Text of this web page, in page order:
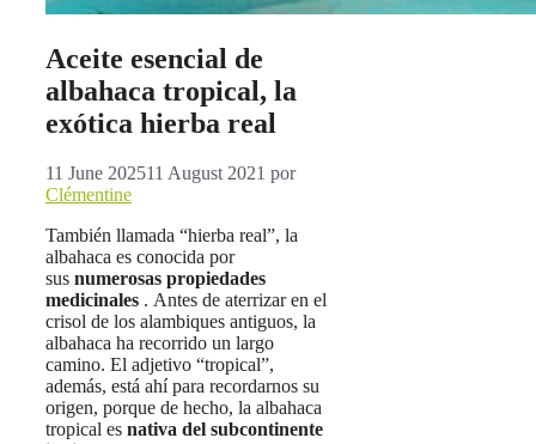
Aceite esencial de
albahaca tropical, la
exótica hierba real
11 June 202511 August 2021 por
Clémentine
También llamada “hierba real”, la
albahaca es conocida por
sus numerosas propiedades
medicinales . Antes de aterrizar en el
crisol de los alambiques antiguos, la
albahaca ha recorrido un largo
camino. El adjetivo “tropical”,
además, está ahí para recordarnos su
origen, porque de hecho, la albahaca
tropical es nativa del subcontinente